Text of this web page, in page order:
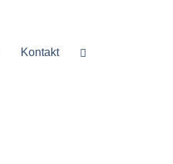
Kontakt